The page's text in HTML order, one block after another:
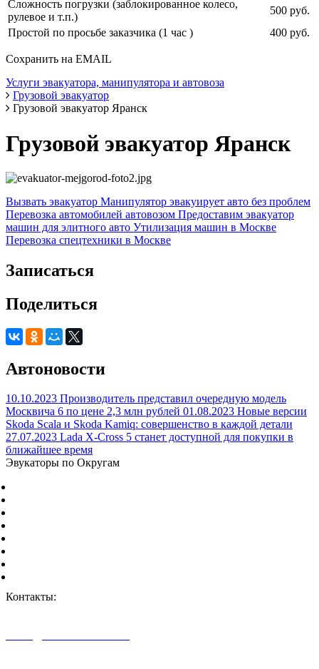
Сложность погрузки (заблокированное колесо,
рулевое и т.п.)
500 руб.
Простой по просьбе заказчика (1 час )
400 руб.
Сохранить на EMAIL
Услуги эвакуатора, манипулятора и автовоза
Грузовой эвакуатор
Грузовой эвакуатор Яранск
Грузовой эвакуатор Яранск
Вызвать эвакуатор Манипулятор эвакуирует авто без проблем
Перевозка автомобилей автовозом Предоставим эвакуатор
машин для элитного авто Утилизация машин в Москве
Перевозка спецтехники в Москве
Записаться
Поделиться
Автоновости
10.10.2023 Производитель представил очередную модель
Москвича 6 по цене 2,3 млн рублей 01.08.2023 Новые версии
Skoda Scala и Skoda Kamiq: совершенство в каждой детали
27.07.2023 Lada X-Cross 5 станет доступной для покупки в
ближайшее время
Эвукаторы по Округам
Контакты: